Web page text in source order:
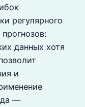
регулярного
данных хотя
и
—